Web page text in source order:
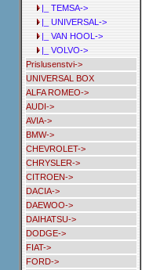
|_ TEMSA->
|_ UNIVERSAL->
|_ VAN HOOL->
|_ VOLVO->
Prislusenstvi->
UNIVERSAL BOX
ALFA ROMEO->
AUDI->
AVIA->
BMW->
CHEVROLET->
CHRYSLER->
CITROEN->
DACIA->
DAEWOO->
DAIHATSU->
DODGE->
FIAT->
FORD->